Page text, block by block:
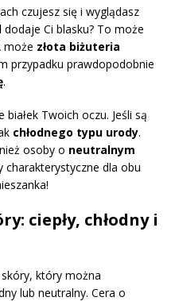
czujesz się i wyglądasz
dodaje Ci blasku? To może
może złota biżuteria
przypadku prawdopodobnie
.
Twoich oczu. Jeśli są
chłodnego typu urody.
osoby o neutralnym
charakterystyczne dla obu
ciepły, chłodny i
który można
lub neutralny. Cera o